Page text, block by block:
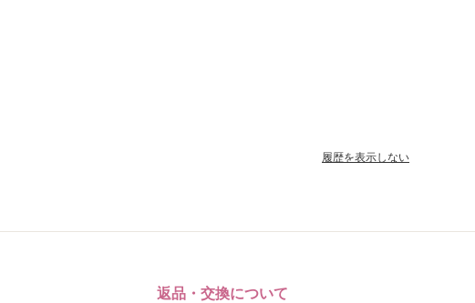
履歴を表示しない
返品・交換について